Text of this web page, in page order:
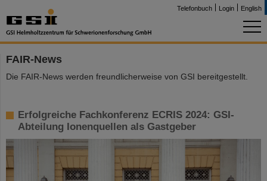
Telefonbuch Login English
FAIR-News
Die FAIR-News werden freundlicherweise von GSI bereitgestellt.
Erfolgreiche Fachkonferenz ECRIS 2024: GSI-
Abteilung Ionenquellen als Gastgeber